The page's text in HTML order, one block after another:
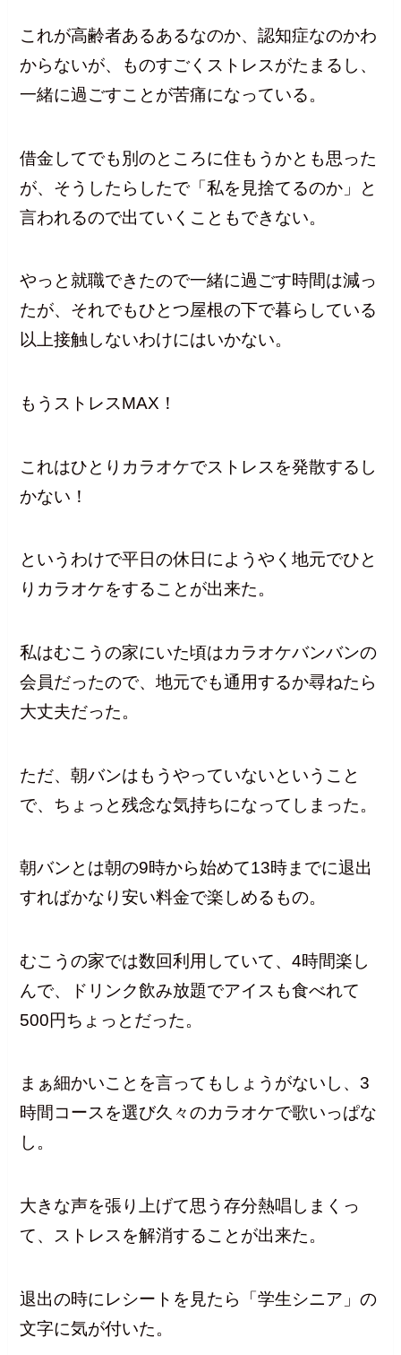
これが高齢者あるあるなのか、認知症なのかわ
からないが、ものすごくストレスがたまるし、
一緒に過ごすことが苦痛になっている。
借金してでも別のところに住もうかとも思った
が、そうしたらしたで「私を見捨てるのか」と
言われるので出ていくこともできない。
やっと就職できたので一緒に過ごす時間は減っ
たが、それでもひとつ屋根の下で暮らしている
以上接触しないわけにはいかない。
もうストレスMAX！
これはひとりカラオケでストレスを発散するし
かない！
というわけで平日の休日にようやく地元でひと
りカラオケをすることが出来た。
私はむこうの家にいた頃はカラオケバンバンの
会員だったので、地元でも通用するか尋ねたら
大丈夫だった。
ただ、朝バンはもうやっていないということ
で、ちょっと残念な気持ちになってしまった。
朝バンとは朝の9時から始めて13時までに退出
すればかなり安い料金で楽しめるもの。
むこうの家では数回利用していて、4時間楽し
んで、ドリンク飲み放題でアイスも食べれて
500円ちょっとだった。
まぁ細かいことを言ってもしょうがないし、3
時間コースを選び久々のカラオケで歌いっぱな
し。
大きな声を張り上げて思う存分熱唱しまくっ
て、ストレスを解消することが出来た。
退出の時にレシートを見たら「学生シニア」の
文字に気が付いた。